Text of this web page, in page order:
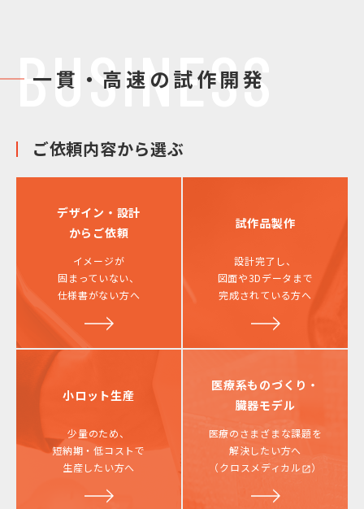
BUSINESS
一貫・高速の試作開発
ご依頼内容から選ぶ
デザイン・設計
からご依頼
イメージが
固まっていない、
仕様書がない方へ
試作品製作
設計完了し、
図面や3Dデータまで
完成されている方へ
小ロット生産
少量のため、
短納期・低コストで
生産したい方へ
医療系ものづくり・
臓器モデル
医療のさまざまな課題を
解決したい方へ
（クロスメディカル ）